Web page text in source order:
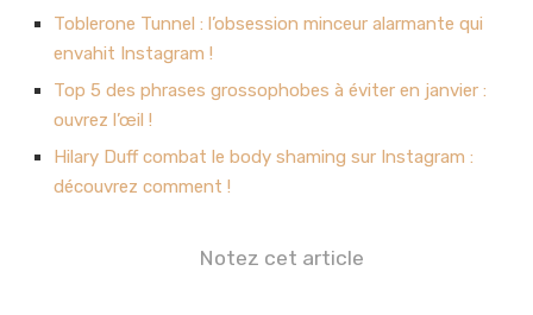
Toblerone Tunnel : l’obsession minceur alarmante qui
envahit Instagram !
Top 5 des phrases grossophobes à éviter en janvier :
ouvrez l’œil !
Hilary Duff combat le body shaming sur Instagram :
découvrez comment !
Notez cet article